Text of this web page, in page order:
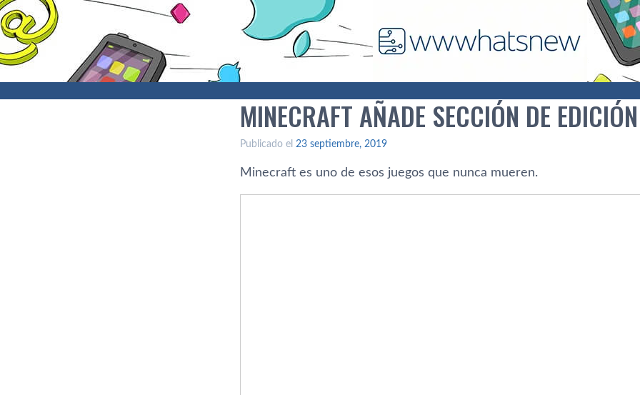
MINECRAFT AÑADE SECCIÓN DE
Publicado el 23 septiembre, 2019
Minecraft es uno de esos juegos que nunca mueren.